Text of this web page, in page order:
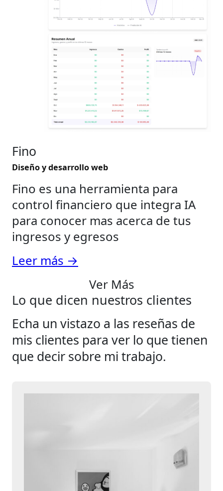
Fino
Diseño y desarrollo web
Fino es una herramienta para
control financiero que integra IA
para conocer mas acerca de tus
ingresos y egresos
Leer más →
Ver Más
Lo que dicen nuestros clientes
Echa un vistazo a las reseñas de
mis clientes para ver lo que tienen
que decir sobre mi trabajo.